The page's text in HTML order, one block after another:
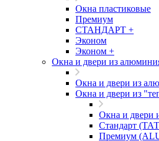
Окна пластиковые
Премиум
СТАНДАРТ +
Эконом
Эконом +
Окна и двери из
Окна и двери из
Окна и двери из
Окна и двери
Стандарт
Премиум